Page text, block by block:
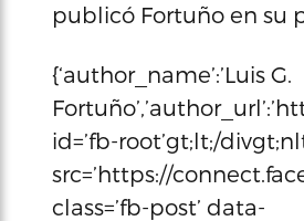
publicó Fortuño en su
{‘author_name’:’Luis G.
id=’fb-root’gt;lt;/
src=’https://
class=’fb-post’ data-